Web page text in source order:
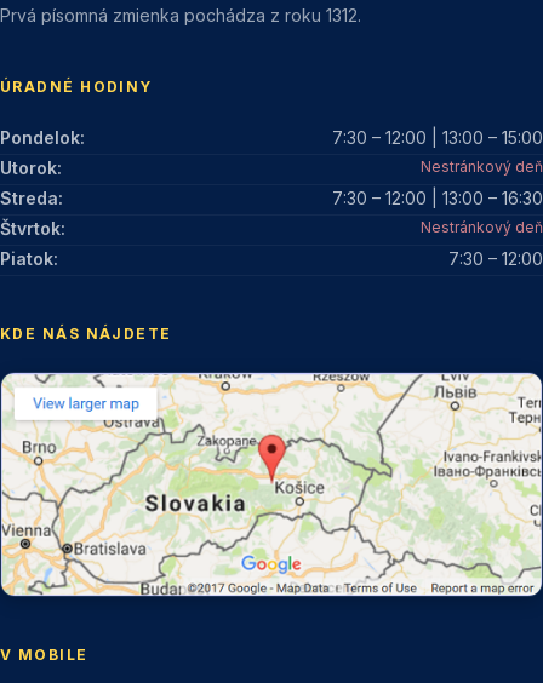
Prvá písomná zmienka pochádza z roku 1312.
ÚRADNÉ HODINY
Pondelok:
7:30 – 12:00 | 13:00 – 15:00
Utorok:
Nestránkový deň
Streda:
7:30 – 12:00 | 13:00 – 16:30
Štvrtok:
Nestránkový deň
Piatok: 7:30 – 12:00
KDE NÁS NÁJDETE
V MOBILE